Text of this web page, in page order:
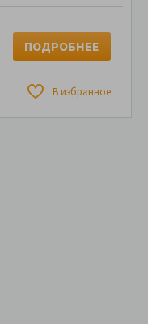
В избранное
ПОДРОБНЕЕ